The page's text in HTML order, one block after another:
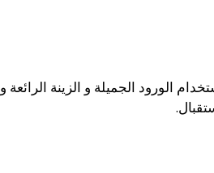
الورود الجميلة و الزينة الرائعة و